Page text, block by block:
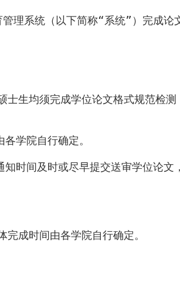
理系统（以下简称“系统”）完成论
生均须完成学位论文格式规范检测
学院自行确定。
时间及时或尽早提交送审学位论文，
成时间由各学院自行确定。